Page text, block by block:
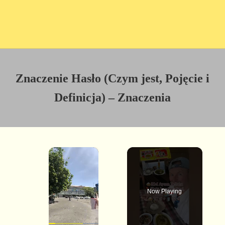
Znaczenie Hasło (Czym jest, Pojęcie i
Definicja) – Znaczenia
×
Now Playing